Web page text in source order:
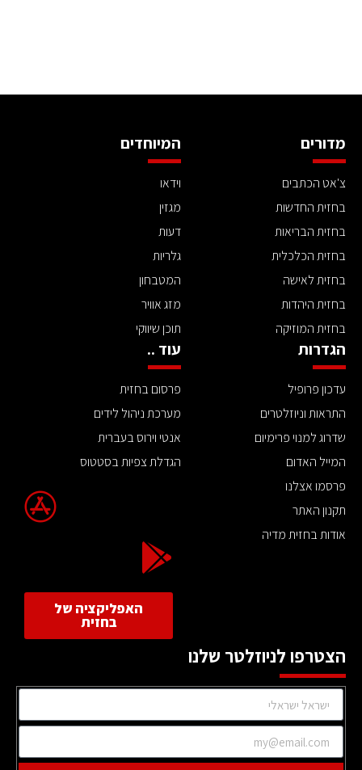
מדורים
צ'אט הכתבים
בחזית החדשות
בחזית הבריאות
בחזית הכלכלית
בחזית לאישה
בחזית היהדות
בחזית המוזיקה
המיוחדים
וידאו
מגזין
דעות
גלריות
המטבחון
מזג אוויר
תוכן שיווקי
הגדרות
עדכון פרופיל
התראות וניוזלטרים
שדרוג למנוי פרימיום
המייל האדום
פרסמו אצלנו
תקנון האתר
אודות בחזית מדיה
עוד ..
פרסום בחזית
מערכת ניהול לידים
אנטי וירוס בעברית
הגדלת צפיות בסטטוס
האפליקציה של
בחזית
הצטרפו לניוזלטר שלנו